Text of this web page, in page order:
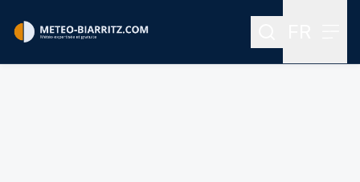
Rechercher